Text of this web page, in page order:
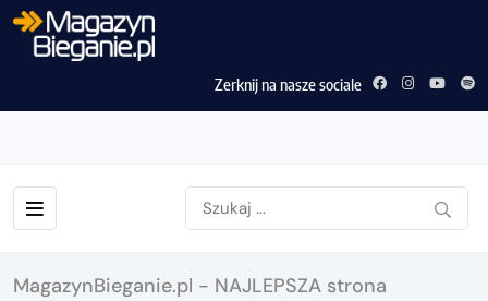
Zerknij na nasze sociale
MagazynBieganie.pl - NAJLEPSZA strona